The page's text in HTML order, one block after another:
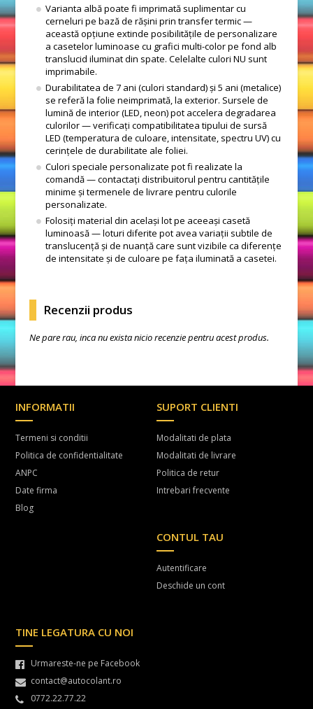
Varianta albă poate fi imprimată suplimentar cu
cerneluri pe bază de rășini prin transfer termic —
această opțiune extinde posibilitățile de personalizare
a casetelor luminoase cu grafici multi-color pe fond alb
translucid iluminat din spate. Celelalte culori NU sunt
imprimabile.
Durabilitatea de 7 ani (culori standard) și 5 ani (metalice)
se referă la folie neimprimată, la exterior. Sursele de
lumină de interior (LED, neon) pot accelera degradarea
culorilor — verificați compatibilitatea tipului de sursă
LED (temperatura de culoare, intensitate, spectru UV) cu
cerințele de durabilitate ale foliei.
Culori speciale personalizate pot fi realizate la
comandă — contactați distribuitorul pentru cantitățile
minime și termenele de livrare pentru culorile
personalizate.
Folosiți material din același lot pe aceeași casetă
luminoasă — loturi diferite pot avea variații subtile de
translucență și de nuanță care sunt vizibile ca diferențe
de intensitate și de culoare pe fața iluminată a casetei.
Recenzii produs
Ne pare rau, inca nu exista nicio recenzie pentru acest produs.
INFORMATII
Termeni si conditii
Politica de confidentialitate
ANPC
Date firma
Blog
SUPORT CLIENTI
Modalitati de plata
Modalitati de livrare
Politica de retur
Intrebari frecvente
CONTUL TAU
Autentificare
Deschide un cont
TINE LEGATURA CU NOI
Urmareste-ne pe Facebook
contact@autocolant.ro
0772.22.77.22